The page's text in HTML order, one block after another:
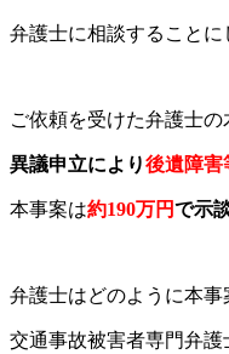
弁護士に相談することに
ご依頼を受けた弁護士の
異議申立により後遺障害
本事案は約190万円で示
弁護士はどのように本事
交通事故被害者専門弁護